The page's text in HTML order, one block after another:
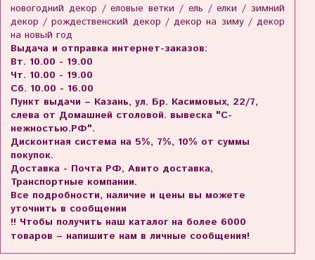
новогодний декор / еловые ветки / ель / елки / зимний
декор / рождественский декор / декор на зиму / декор
на новый год
Выдача и отправка интернет-заказов:
Вт. 10.00 - 19.00
Чт. 10.00 - 19.00
Сб. 10.00 - 16.00
Пункт выдачи – Казань, ул. Бр. Касимовых, 22/7,
слева от Домашней столовой. вывеска "С-
нежностью.РФ".
Дисконтная система на 5%, 7%, 10% от суммы
покупок.
Доставка - Почта РФ, Авито доставка,
Транспортные компании.
Все подробности, наличие и цены вы можете
уточнить в сообщении
!! Чтобы получить наш каталог на более 6000
товаров – напишите нам в личные сообщения!